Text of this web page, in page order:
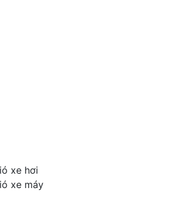
xe hơi
xe máy